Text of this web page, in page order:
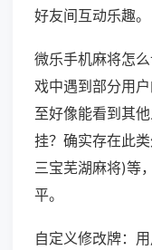
好友间互动乐趣。
微乐手机麻将怎
戏中遇到部分用
至好像能看到其
挂？确实存在此
三宝芜湖麻将)等
平。
自定义修改牌：